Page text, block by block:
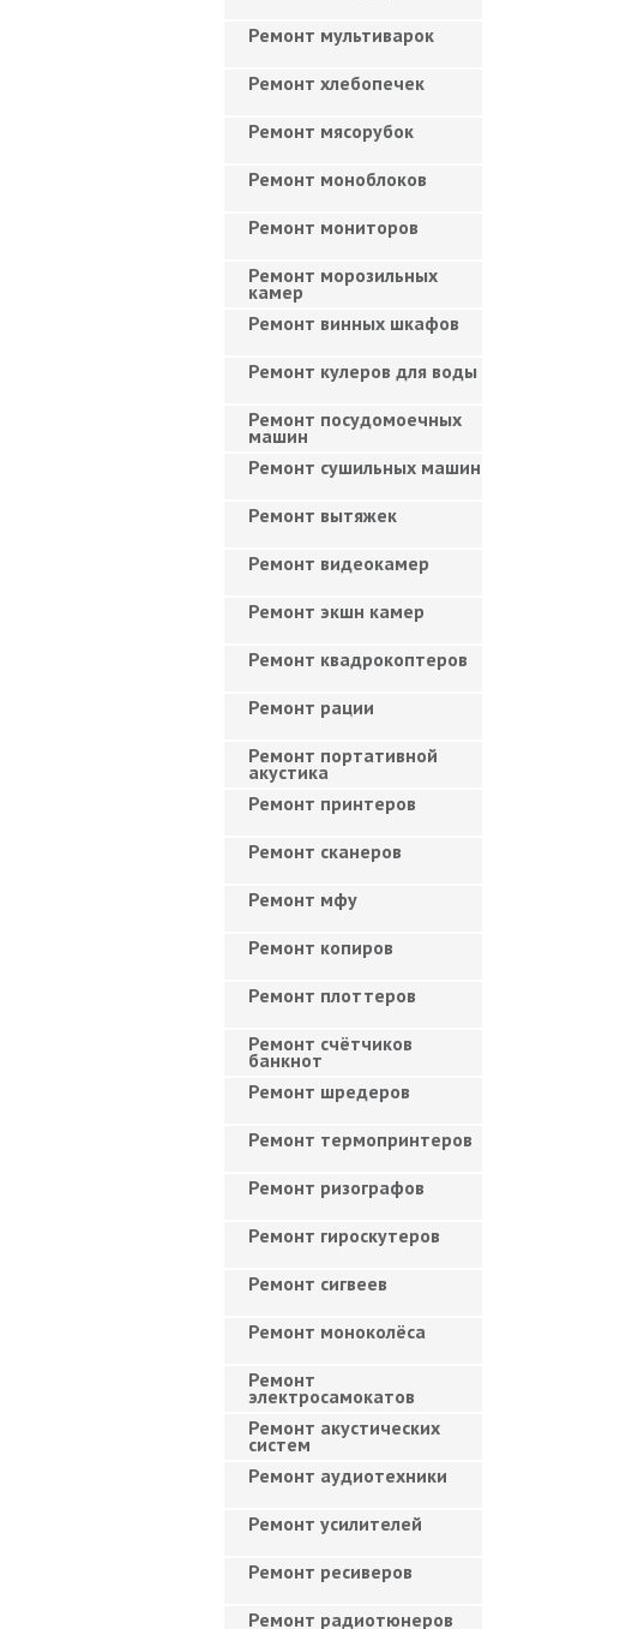
Ремонт мультиварок
Ремонт хлебопечек
Ремонт мясорубок
Ремонт моноблоков
Ремонт мониторов
Ремонт морозильных
камер
Ремонт винных шкафов
Ремонт кулеров для воды
Ремонт посудомоечных
машин
Ремонт сушильных машин
Ремонт вытяжек
Ремонт видеокамер
Ремонт экшн камер
Ремонт квадрокоптеров
Ремонт рации
Ремонт портативной
акустика
Ремонт принтеров
Ремонт сканеров
Ремонт мфу
Ремонт копиров
Ремонт плоттеров
Ремонт счётчиков
банкнот
Ремонт шредеров
Ремонт термопринтеров
Ремонт ризографов
Ремонт гироскутеров
Ремонт сигвеев
Ремонт моноколёса
Ремонт
электросамокатов
Ремонт акустических
систем
Ремонт аудиотехники
Ремонт усилителей
Ремонт ресиверов
Ремонт радиотюнеров